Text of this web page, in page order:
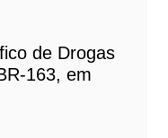
de Drogas
163, em